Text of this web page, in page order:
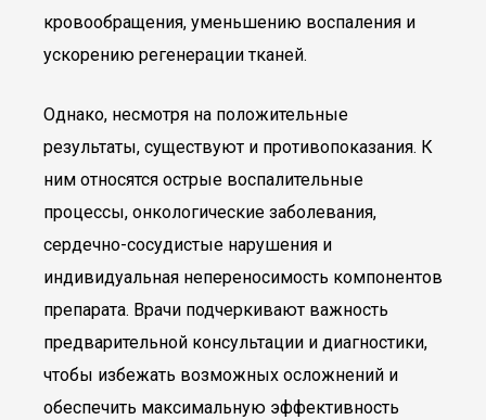
кровообращения, уменьшению воспаления и
ускорению регенерации тканей.
Однако, несмотря на положительные
результаты, существуют и противопоказания. К
ним относятся острые воспалительные
процессы, онкологические заболевания,
сердечно-сосудистые нарушения и
индивидуальная непереносимость компонентов
препарата. Врачи подчеркивают важность
предварительной консультации и диагностики,
чтобы избежать возможных осложнений и
обеспечить максимальную эффективность